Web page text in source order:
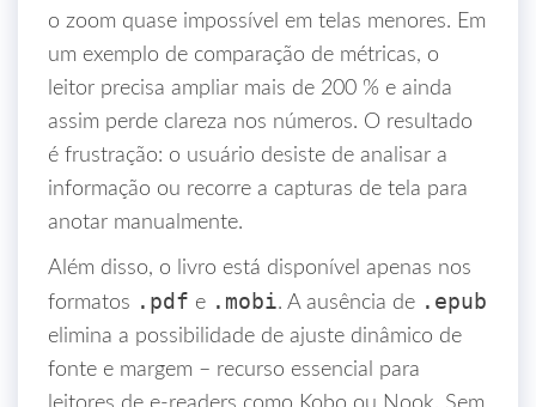
o zoom quase impossível em telas menores. Em
um exemplo de comparação de métricas, o
leitor precisa ampliar mais de 200 % e ainda
assim perde clareza nos números. O resultado
é frustração: o usuário desiste de analisar a
informação ou recorre a capturas de tela para
anotar manualmente.
Além disso, o livro está disponível apenas nos
formatos .pdf e .mobi. A ausência de .epub
elimina a possibilidade de ajuste dinâmico de
fonte e margem – recurso essencial para